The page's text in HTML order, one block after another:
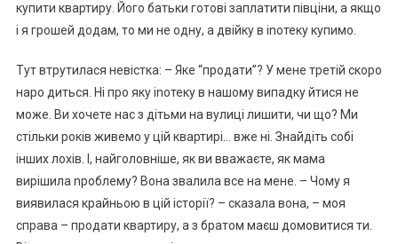
купити квартиру. Його батьки готові заплатити півціни, а якщо
і я грошей додам, то ми не одну, а двійку в іnотеку купимо.
Тут втрутилася невістка: – Яке “продати”? У мене третій скоро
наро диться. Ні про яку іnотеку в нашому випадку йтися не
може. Ви хочете нас з дітьми на вулиці лишити, чи що? Ми
стільки років живемо у цій квартирі… вже ні. Знайдіть собі
інших лохів. І, найголовніше, як ви вважаєте, як мама
вирішила nроблему? Вона звалила все на мене. – Чому я
виявилася крайньою в цій історії? – сказала вона, – моя
справа – продати квартиру, а з братом маєш домовитися ти.